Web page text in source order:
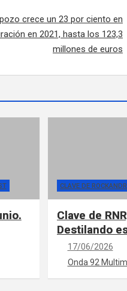
crece un 23 por ciento en
en 2021, hasta los 123,3
millones de euros
CLAVE DE
Clave de
Destilando
17/06/2026
Onda 92